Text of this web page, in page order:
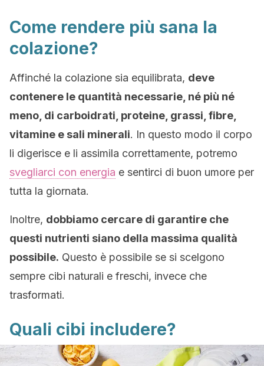
Come rendere più sana la
colazione?
Affinché la colazione sia equilibrata, deve
contenere le quantità necessarie, né più né
meno, di carboidrati, proteine, grassi, fibre,
vitamine e sali minerali. In questo modo il corpo
li digerisce e li assimila correttamente, potremo
svegliarci con energia e sentirci di buon umore per
tutta la giornata.
Inoltre, dobbiamo cercare di garantire che
questi nutrienti siano della massima qualità
possibile. Questo è possibile se si scelgono
sempre cibi naturali e freschi, invece che
trasformati.
Quali cibi includere?